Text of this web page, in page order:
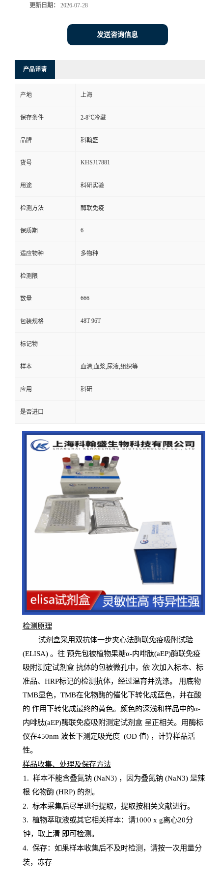
更新日期： 2026-07-28
发送咨询信息
产品详请
产地 上海
保存条件 2-8℃冷藏
品牌 科翰盛
货号 KHSJ17881
用途 科研实验
检测方法 酶联免疫
保质期 6
适应物种 多物种
检测限
数量 666
包装规格 48T 96T
标记物
样本 血清,血浆,尿液,组织等
应用 科研
是否进口
检测原理
试剂盒采用双抗体一步夹心法酶联免疫吸附试验
(ELISA) 。往 预先包被植物果糖α-内啡肽(aEP)酶联免疫
吸附测定试剂盒抗体的包被微孔中，依 次加入标本、标
准品、 HRP标记的检测抗体，经过温育并洗涤。
用底物
TMB显色， TMB在化物酶的催化下转化成蓝色，并在酸
的 作用下转化成最终的黄色。颜色的深浅和样品中的α-
内啡肽(aEP)酶联免疫吸附测定试剂盒呈正相关。用酶标
仪在450nm 波长下测定吸光度 (OD 值) ，计算样品活
性。
样品收集、处理及保存方法
1 . 样本不能含叠氮钠(NaN3) ，因为叠氮钠 (NaN3) 是辣
根 化物酶(HRP) 的剂。
2. 标本采集后尽早进行提取，提取按相关文献进行。
3. 植物萃取液或其它相关样本：请1000 x g离心20分
钟，取上清 即可检测。
4. 保存：如果样本收集后不及时检测，请按一次用量分
装，冻存